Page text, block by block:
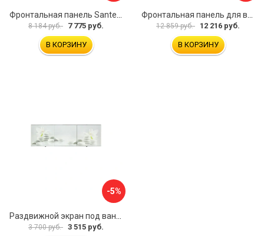
8 184 руб. 7 775 руб.
В КОРЗИНУ
12 859 руб. 12 216 руб.
В КОРЗИНУ
-5%
3 700 руб. 3 515 руб.